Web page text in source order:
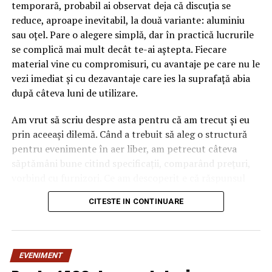
temporară, probabil ai observat deja că discuția se
reduce, aproape inevitabil, la două variante: aluminiu
sau oțel. Pare o alegere simplă, dar în practică lucrurile
se complică mai mult decât te-ai aștepta. Fiecare
material vine cu compromisuri, cu avantaje pe care nu le
vezi imediat și cu dezavantaje care ies la suprafață abia
după câteva luni de utilizare.
Am vrut să scriu despre asta pentru că am trecut și eu
prin aceeași dilemă. Când a trebuit să aleg o structură
pentru evenimente în aer liber, am petrecut câteva
săptămâni bune citind specificații, comparând prețuri,
„corect” depinde mult de context, de cât de des muți
pavilionul și de ce condiții meteo ai de înfruntat.
materialului mai mult decât
CITESTE IN CONTINUARE
EVENIMENT